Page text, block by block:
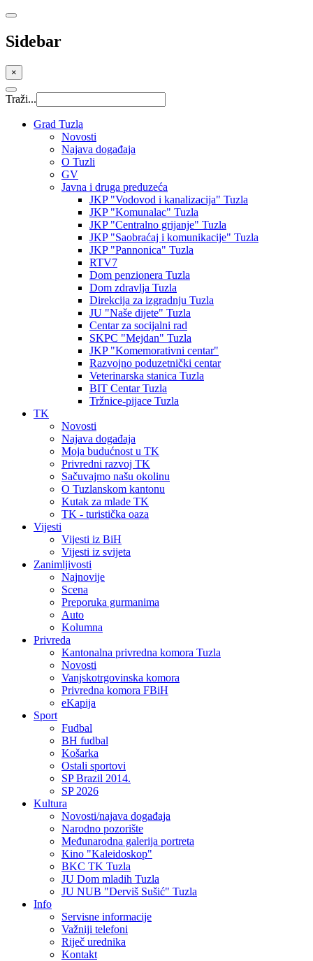
Sidebar
×
Traži...
Grad Tuzla
Novosti
Najava događaja
O Tuzli
GV
Javna i druga preduzeća
JKP "Vodovod i kanalizacija" Tuzla
JKP "Komunalac" Tuzla
JKP "Centralno grijanje" Tuzla
JKP "Saobraćaj i komunikacije" Tuzla
JKP "Pannonica" Tuzla
RTV7
Dom penzionera Tuzla
Dom zdravlja Tuzla
Direkcija za izgradnju Tuzla
JU "Naše dijete" Tuzla
Centar za socijalni rad
SKPC "Mejdan" Tuzla
JKP "Komemorativni centar"
Razvojno poduzetnički centar
Veterinarska stanica Tuzla
BIT Centar Tuzla
Tržnice-pijace Tuzla
TK
Novosti
Najava događaja
Moja budućnost u TK
Privredni razvoj TK
Sačuvajmo našu okolinu
O Tuzlanskom kantonu
Kutak za mlade TK
TK - turistička oaza
Vijesti
Vijesti iz BiH
Vijesti iz svijeta
Zanimljivosti
Najnovije
Scena
Preporuka gurmanima
Auto
Kolumna
Privreda
Kantonalna privredna komora Tuzla
Novosti
Vanjskotrgovinska komora
Privredna komora FBiH
eKapija
Sport
Fudbal
BH fudbal
Košarka
Ostali sportovi
SP Brazil 2014.
SP 2026
Kultura
Novosti/najava događaja
Narodno pozorište
Međunarodna galerija portreta
Kino "Kaleidoskop"
BKC TK Tuzla
JU Dom mladih Tuzla
JU NUB "Derviš Sušić" Tuzla
Info
Servisne informacije
Važniji telefoni
Riječ urednika
Kontakt